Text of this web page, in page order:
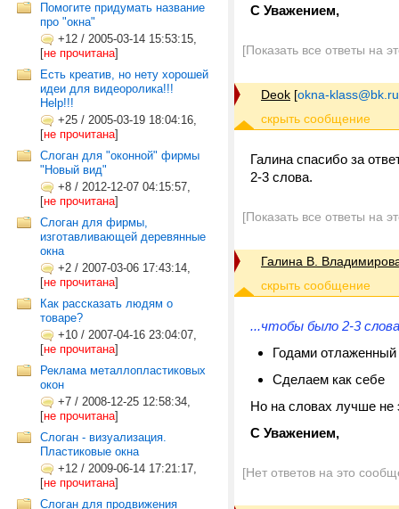
Помогите придумать название
про "окна"
+12 / 2005-03-14 15:53:15,
[не прочитана]
Есть креатив, но нету хорошей
идеи для видеоролика!!!
Help!!!
+25 / 2005-03-19 18:04:16,
[не прочитана]
Слоган для "оконной" фирмы
"Новый вид"
+8 / 2012-12-07 04:15:57,
[не прочитана]
Слоган для фирмы,
изготавливающей деревянные
окна
+2 / 2007-03-06 17:43:14,
[не прочитана]
Как рассказать людям о
товаре?
+10 / 2007-04-16 23:04:07,
[не прочитана]
Реклама металлопластиковых
окон
+7 / 2008-12-25 12:58:34,
[не прочитана]
Слоган - визуализация.
Пластиковые окна
+12 / 2009-06-14 17:21:17,
[не прочитана]
Слоган для продвижения
С Уважением,
[Показать все ответы на
Deok [okna-klass@bk.ru
Галина спасибо за
2-3 слова.
[Показать все ответы на
Галина В.
...чтобы было 2-3
Годами отлаженный
Сделаем как себе
Но на словах лучше не
С Уважением,
[Нет ответов на это